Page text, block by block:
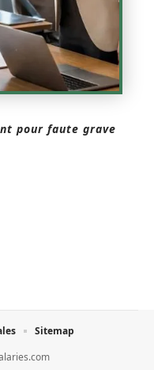
pour faute grave
Sitemap